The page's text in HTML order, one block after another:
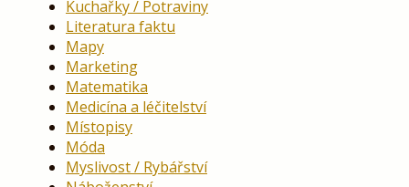
Kuchařky / Potraviny
Literatura faktu
Mapy
Marketing
Matematika
Medicína a léčitelství
Místopisy
Móda
Myslivost / Rybářství